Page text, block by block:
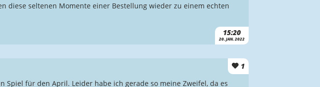
15:20
20. JAN. 2022
diese seltenen Momente einer Bestellung wieder zu einem echten
1
für den April. Leider habe ich gerade so meine Zweifel, da es